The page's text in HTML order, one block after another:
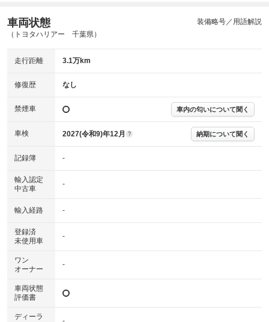
ABS その他
※グー故障診断は保証サービスではございません。購入時は必ず現車をご
※実際にお渡しする故障診断書につきましては、形式および表示項目が異
※グー故障診断書はあくまでも実施時点での診断結果となります。将来に
わたり車両状態を担保するものではありませんので、車両情報等の詳細は
車両状態
（トヨタハリアー 千葉県）
装備略号／用語解説
走行距離 3.1万km
修復歴 なし
禁煙車 車内の匂いについて聞く
車検 2027(令和9)年12月 ? 納期について聞く
記録簿 -
輸入認定
中古車
-
輸入経路 -
登録済
未使用車
-
ワン
オーナー
-
車両状態
評価書
ディーラ